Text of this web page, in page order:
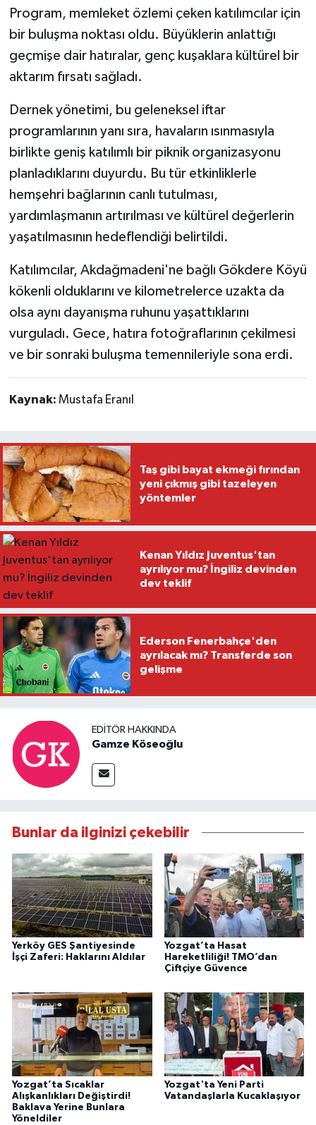
Program, memleket özlemi çeken katılımcılar için
bir buluşma noktası oldu. Büyüklerin anlattığı
geçmişe dair hatıralar, genç kuşaklara kültürel bir
aktarım fırsatı sağladı.
Dernek yönetimi, bu geleneksel iftar
programlarının yanı sıra, havaların ısınmasıyla
birlikte geniş katılımlı bir piknik organizasyonu
planladıklarını duyurdu. Bu tür etkinliklerle
hemşehri bağlarının canlı tutulması,
yardımlaşmanın artırılması ve kültürel değerlerin
yaşatılmasının hedeflendiği belirtildi.
Katılımcılar, Akdağmadeni'ne bağlı Gökdere Köyü
kökenli olduklarını ve kilometrelerce uzakta da
olsa aynı dayanışma ruhunu yaşattıklarını
vurguladı. Gece, hatıra fotoğraflarının çekilmesi
ve bir sonraki buluşma temennileriyle sona erdi.
Kaynak: Mustafa Eranıl
Taş gibi bayat ekmeği fırından
yeni çıkmış gibi tazeleyen
yöntemler
Kenan Yıldız Juventus'tan
ayrılıyor mu? İngiliz devinden
dev teklif
Ederson Fenerbahçe'den
ayrılacak mı? Transferde son
gelişme
EDITÖR HAKKINDA
Gamze Köseoğlu
Bunlar da ilginizi çekebilir
Yerköy GES Şantiyesinde
İşçi Zaferi: Haklarını Aldılar
Yozgat’ta Hasat
Hareketliliği! TMO’dan
Çiftçiye Güvence
Yozgat’ta Sıcaklar
Alışkanlıkları Değiştirdi!
Baklava Yerine Bunlara
Yöneldiler
Yozgat'ta Yeni Parti
Vatandaşlarla Kucaklaşıyor